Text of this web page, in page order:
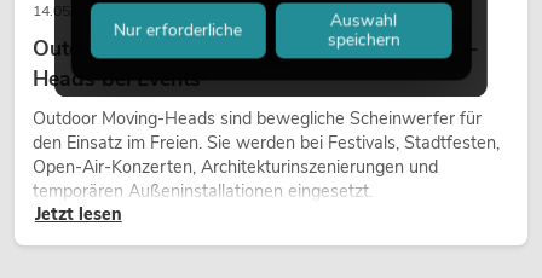
14.05.2026
Outdoor Moving-Heads: Wetterfeste Moving-
Heads bei Events
Outdoor Moving-Heads sind bewegliche Scheinwerfer für
den Einsatz im Freien. Sie werden bei Festivals, Stadtfesten,
Open-Air-Konzerten, Architekturinszenierungen und
temporären Außeninstallationen eingesetzt.
Jetzt lesen
Nur erforderliche
Auswahl
speichern